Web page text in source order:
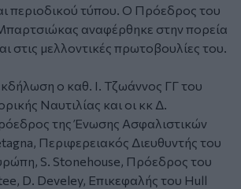
περιοδικού τύπου. Ο Πρόεδρος του
αναφέρθηκε στην πορεία
στις μελλοντικές πρωτοβουλίες του.
ο καθ. Ι. Τζωάννος ΓΓ του
Ναυτιλίας και οι κκ Δ.
της Ένωσης Ασφαλιστικών
Περιφερειακός Διευθυντής του
S. Stonehouse, Πρόεδρος του
D. Develey, Επικεφαλής του Hull